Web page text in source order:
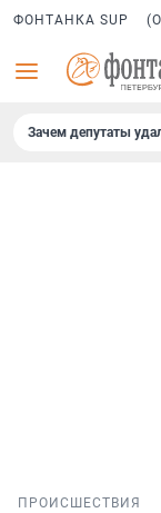
ФОНТАНКА SUP
Зачем депутаты
ПРОИСШЕСТВИЯ